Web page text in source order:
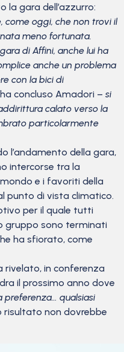
la gara dell’azzurro:
come oggi, che non trovi il
meno fortunata.
di Affini, anche lui ha
anche un problema
con la bici di
concluso Amadori – si
calato verso la
particolarmente
l’andamento della gara,
intercorse tra la
e i favoriti della
punto di vista climatico.
per il quale tutti
gruppo sono terminati
ha sfiorato, come
rivelato, in conferenza
il prossimo anno dove
preferenza… qualsiasi
risultato non dovrebbe